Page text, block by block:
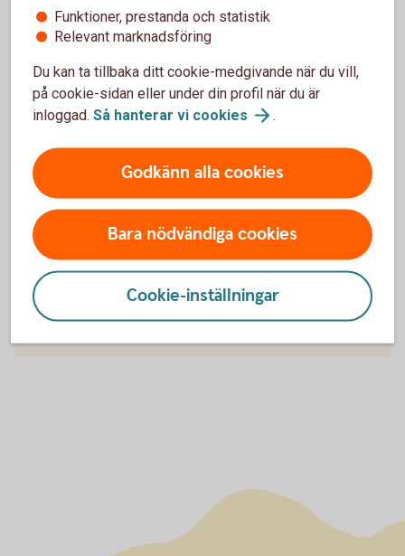
Läs mer om mobbingskyddet under punkt 1.9 i
hemförsäkringens försäkringsvillkor;
Teckna
För att se detta innehåll behöver du först
godkänna cookies för Funktioner, prestanda
Inställningar för cookies
Funktioner, prestanda och statistik
Relevant marknadsföring
Du kan ta tillbaka ditt cookie-medgivande när du vill,
på cookie-sidan eller under din profil när du är
inloggad. Så hanterar vi cookies .
Godkänn alla cookies
Bara nödvändiga cookies
Cookie-inställningar